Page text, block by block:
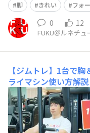
脚
きれい フォ
0 12
FUKU＠ルネチュ
【ジムトレ】1台で
ライマシン使い方解説
ルネサンス公式
新しました(^^)/
肩後部を鍛える！リ
という内容です